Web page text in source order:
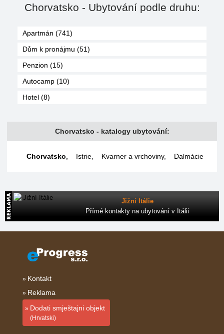
Chorvatsko - Ubytování podle druhu:
Apartmán (741)
Dům k pronájmu (51)
Penzion (15)
Autocamp (10)
Hotel (8)
Chorvatsko - katalogy ubytování:
Chorvatsko, Istrie Kvarner a vrchoviny, Dalmácie
Jižní Itálie
Přímé kontakty na ubytování v Itálii
Kontakt
Reklama
Dodati smještajni objekt
(Hrvatski)